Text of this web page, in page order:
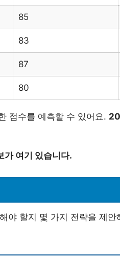
85
83
87
80
점수를 예측할 수 있어요.
가 여기 있습니다.
야 할지 몇 가지 전략을 제안